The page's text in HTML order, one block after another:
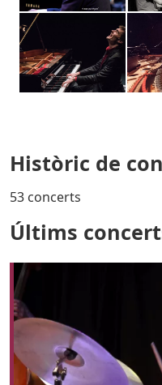
Històric de
53 concerts
Últims